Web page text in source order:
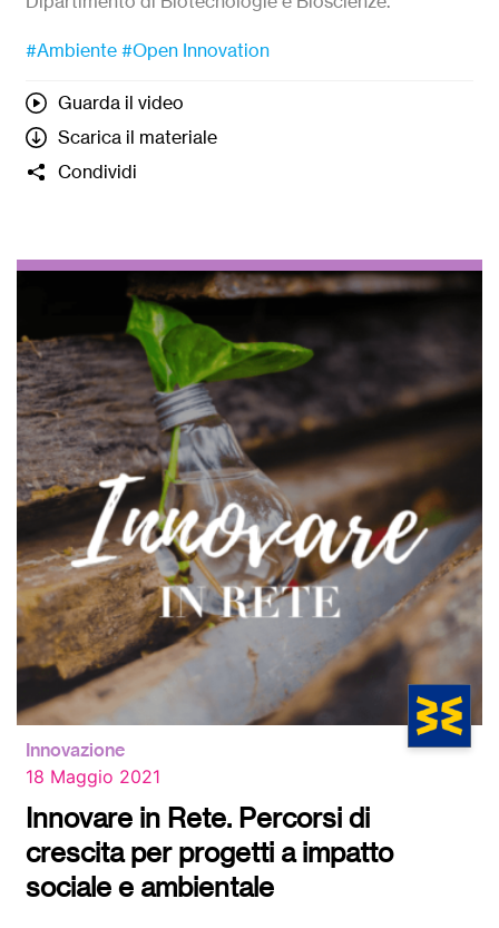
#Ambiente #Open Innovation
Guarda il video
Scarica il materiale
Condividi
Innovazione
18 Maggio 2021
Innovare in Rete. Percorsi di
crescita per progetti a impatto
sociale e ambientale